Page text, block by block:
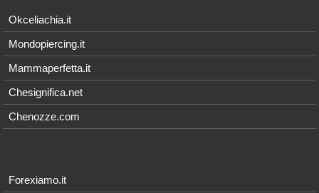
Okceliachia.it
Mondopiercing.it
Mammaperfetta.it
Chesignifica.net
Chenozze.com
Forexiamo.it